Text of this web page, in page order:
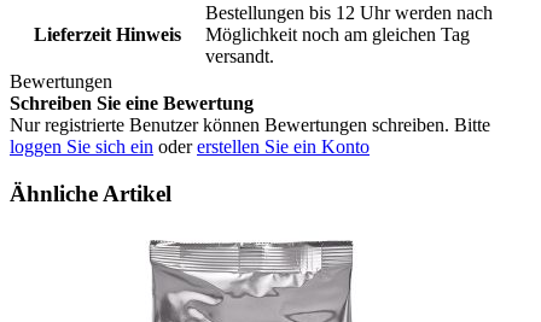
Lieferzeit Hinweis
Bestellungen bis 12 Uhr werden nach
Möglichkeit noch am gleichen Tag
versandt.
Bewertungen
Schreiben Sie eine Bewertung
Nur registrierte Benutzer können Bewertungen schreiben. Bitte
loggen Sie sich ein odererstellen Sie ein Konto
Ähnliche Artikel